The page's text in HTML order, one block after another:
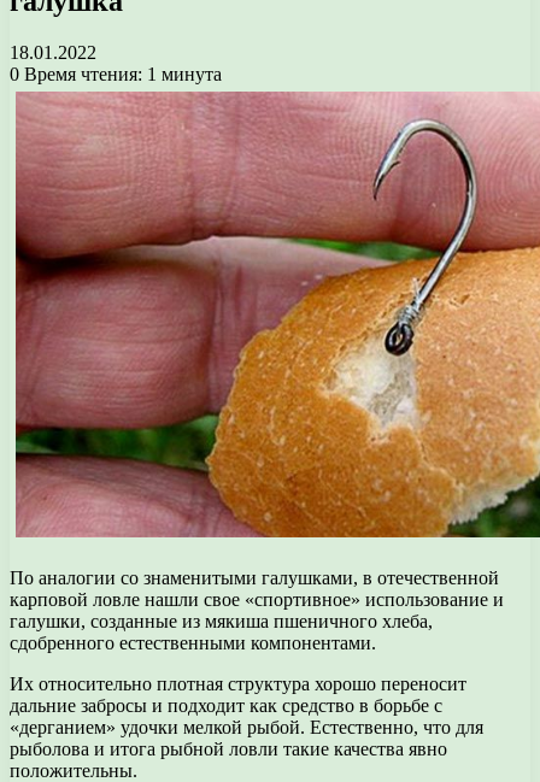
18.01.2022
0 Время чтения: 1 минута
По аналогии со знаменитыми галушками, в отечественной
карповой ловле нашли свое «спортивное» использование и
галушки, созданные из мякиша пшеничного хлеба,
сдобренного естественными компонентами.
Их относительно плотная структура хорошо переносит
дальние забросы и подходит как средство в борьбе с
«дерганием» удочки мелкой рыбой. Естественно, что для
рыболова и итога рыбной ловли такие качества явно
положительны.